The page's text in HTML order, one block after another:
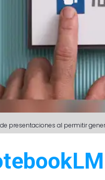
presentaciones al permitir